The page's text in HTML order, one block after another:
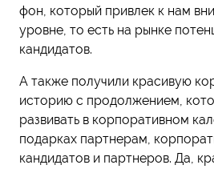
фон, который привлек к нам
уровне, то есть на рынке
кандидатов.
А также получили красивую
историю с продолжением,
развивать в корпоративном
подарках партнерам,
кандидатов и партнеров. Да,